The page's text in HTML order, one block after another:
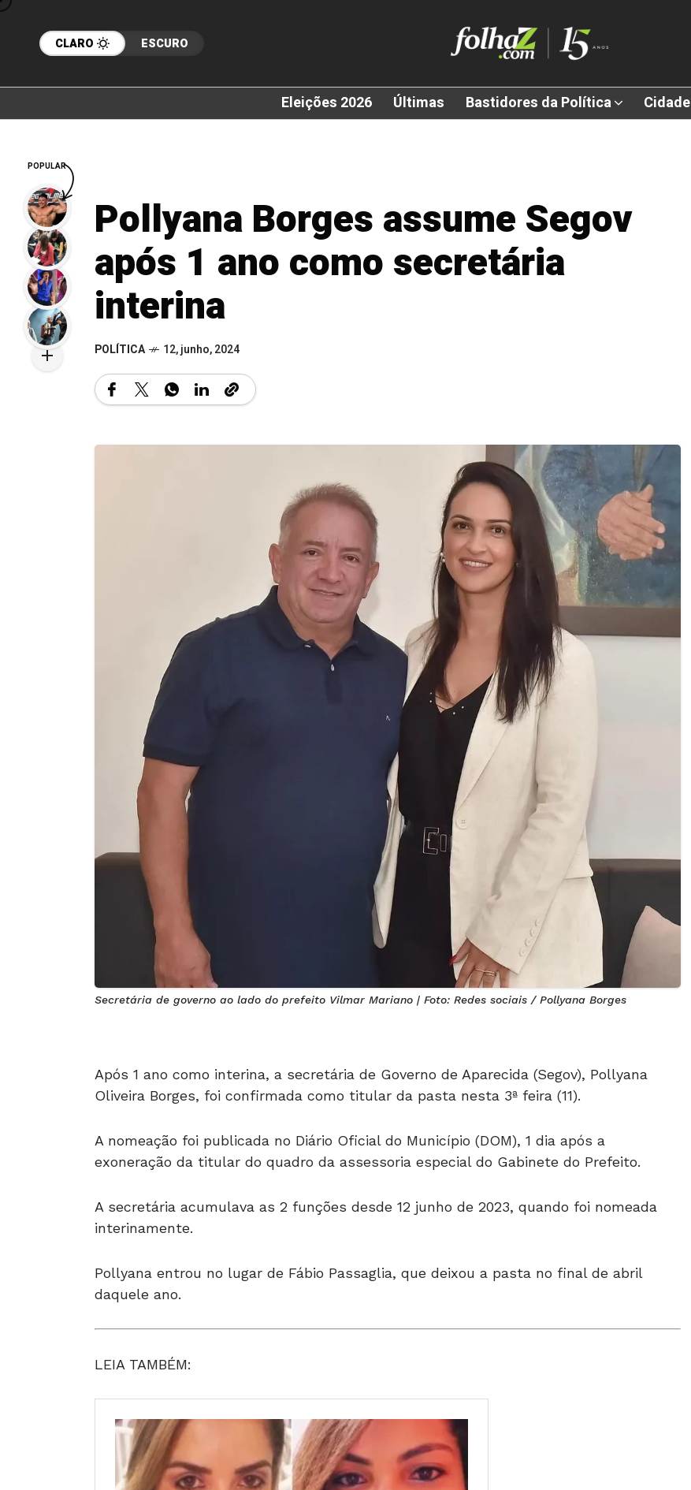
CLARO ESCURO
Eleições 2026 Últimas Bastidores da Política Cidade
Pollyana Borges assume Segov
após 1 ano como secretária
interina
POLÍTICA 12, junho, 2024
Secretária de governo ao lado do prefeito Vilmar Mariano | Foto: Redes sociais / Pollyana Borges
Após 1 ano como interina, a secretária de Governo de Aparecida (Segov), Pollyana
Oliveira Borges, foi confirmada como titular da pasta nesta 3ª feira (11).
A nomeação foi publicada no Diário Oficial do Município (DOM), 1 dia após a
exoneração da titular do quadro da assessoria especial do Gabinete do Prefeito.
A secretária acumulava as 2 funções desde 12 junho de 2023, quando foi nomeada
interinamente.
Pollyana entrou no lugar de Fábio Passaglia, que deixou a pasta no final de abril
daquele ano.
LEIA TAMBÉM:
POPULAR